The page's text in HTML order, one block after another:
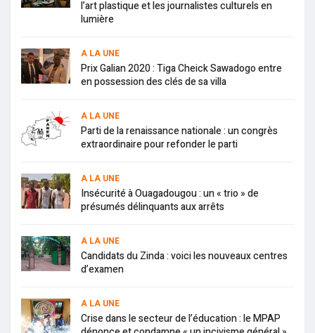
l’art plastique et les journalistes culturels en
lumière
A LA UNE
Prix Galian 2020 : Tiga Cheick Sawadogo entre
en possession des clés de sa villa
A LA UNE
Parti de la renaissance nationale : un congrès
extraordinaire pour refonder le parti
A LA UNE
Insécurité à Ouagadougou : un « trio » de
présumés délinquants aux arrêts
A LA UNE
Candidats du Zinda : voici les nouveaux centres
d’examen
A LA UNE
Crise dans le secteur de l’éducation : le MPAP